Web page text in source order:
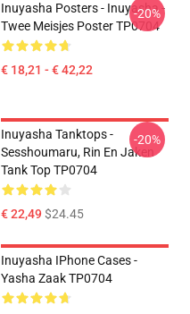
Inuyasha Posters - Inuyasha -
Twee Meisjes Poster TP0704
€ 18,21 - € 42,22
-20%
Inuyasha Tanktops -
Sesshoumaru, Rin En Jaken
Tank Top TP0704
€ 22,49$24.45
-20%
Inuyasha IPhone Cases -
Yasha Zaak TP0704